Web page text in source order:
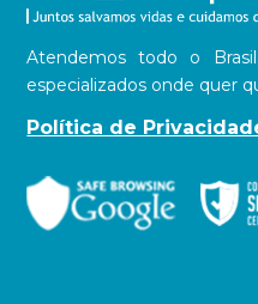
Atendemos todo o
especializados onde quer
Política de